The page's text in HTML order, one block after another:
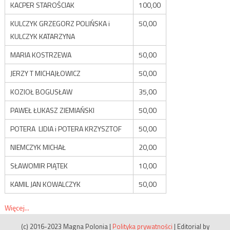
KACPER STAROŚCIAK
100,00
KULCZYK GRZEGORZ POLIŃSKA i
KULCZYK KATARZYNA
50,00
MARIA KOSTRZEWA
50,00
JERZY T MICHAJŁOWICZ
50,00
KOZIOŁ BOGUSŁAW
35,00
PAWEŁ ŁUKASZ ZIEMIAŃSKI
50,00
POTERA LIDIA i POTERA KRZYSZTOF
50,00
NIEMCZYK MICHAŁ
20,00
SŁAWOMIR PIĄTEK
10,00
KAMIL JAN KOWALCZYK
50,00
Więcej...
(c) 2016-2023 Magna Polonia | Polityka prywatności | Editorial by